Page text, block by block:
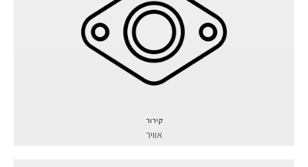
קירור
אוויר